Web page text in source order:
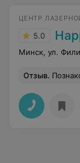
ЦЕНТР
5.0
Минск, ул.
Отзыв. Познакомившись с этим